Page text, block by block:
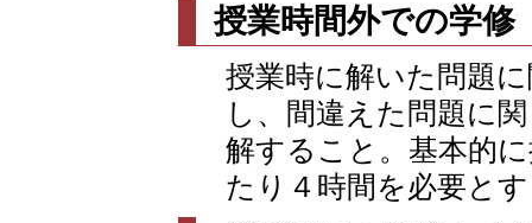
授業時間外での学修
授業時に解いた問題
し、間違えた問題に
解すること。基本的
たり４時間を必要と